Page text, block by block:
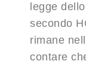
legge
secondo
rimane
contare